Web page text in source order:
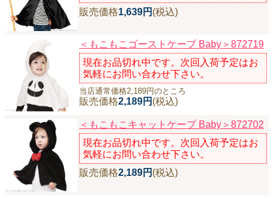
販売価格1,639円 (税込)
＜もこもこゴーストケープ Baby＞872719
現在お品切れ中です。次回入荷予定はお
気軽にお問い合わせ下さい。
当店通常価格2,189円のところ
販売価格2,189円 (税込)
＜もこもこキャットケープ Baby＞872702
現在お品切れ中です。次回入荷予定はお
気軽にお問い合わせ下さい。
販売価格2,189円 (税込)